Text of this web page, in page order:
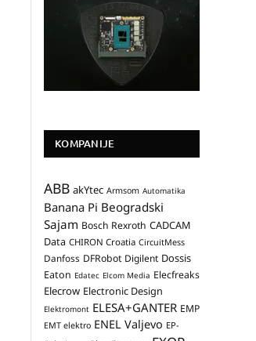
KOMPANIJE
ABB akYtec Armsom Automatika
Banana Pi Beogradski
Sajam Bosch Rexroth CADCAM
Data CHIRON Croatia CircuitMess
Danfoss DFRobot Digilent Dossis
Eaton Edatec Elcom Media Elecfreaks
Elecrow Electronic Design
Elektromont ELESA+GANTER EMP
EMT elektro ENEL Valjevo EP-